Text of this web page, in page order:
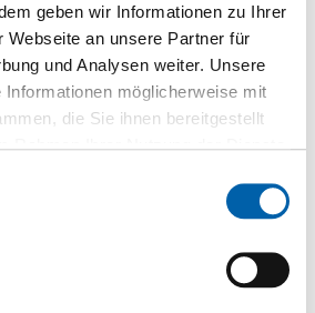
geben wir Informationen zu Ihrer
Webseite an unsere Partner für
und Analysen weiter. Unsere
Informationen möglicherweise mit
die Sie ihnen bereitgestellt
Rahmen Ihrer Nutzung der Dienste
Zur Produktseite